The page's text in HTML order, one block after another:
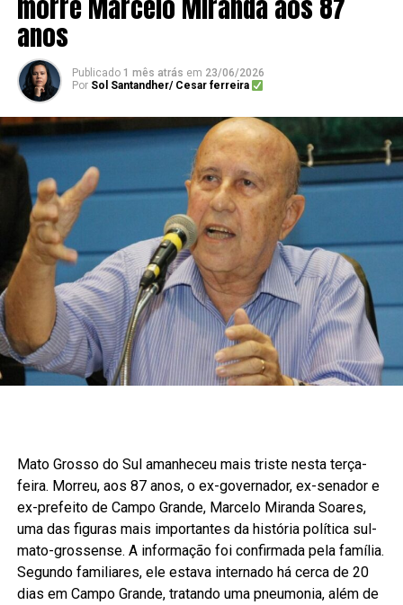
anos
Publicado 1 mês atrás em 23/06/2026
Por Sol Santandher/ Cesar ferreira
Mato Grosso do Sul amanheceu mais triste nesta terça-
feira. Morreu, aos 87 anos, o ex-governador, ex-senador e
ex-prefeito de Campo Grande, Marcelo Miranda Soares,
uma das figuras mais importantes da história política sul-
mato-grossense. A informação foi confirmada pela família.
Segundo familiares, ele estava internado há cerca de 20
dias em Campo Grande, tratando uma pneumonia, além de